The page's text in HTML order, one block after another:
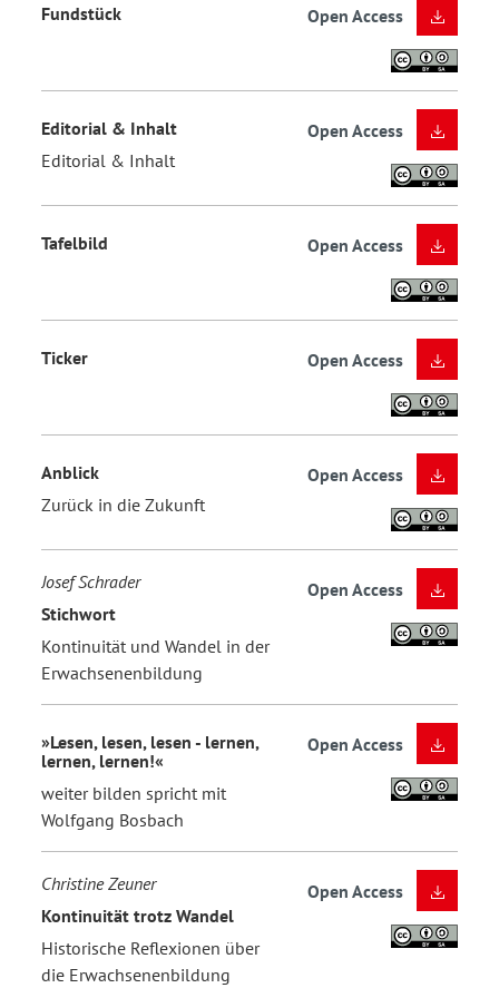
Fundstück Open Access
Editorial & Inhalt
Editorial & Inhalt
Open Access
Tafelbild Open Access
Ticker Open Access
Anblick
Zurück in die Zukunft
Open Access
Josef Schrader
Stichwort
Kontinuität und Wandel in der
Erwachsenenbildung
Open Access
»Lesen, lesen, lesen - lernen,
lernen, lernen!«
weiter bilden spricht mit
Wolfgang Bosbach
Open Access
Christine Zeuner
Kontinuität trotz Wandel
Historische Reflexionen über
die Erwachsenenbildung
Open Access